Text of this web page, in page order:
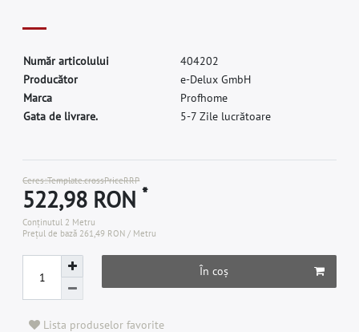
Număr articolului 404202
Producător e-Delux GmbH
Marca Profhome
Gata de livrare.
5-7 Zile lucrătoare
Ceres::Template.crossPriceRRP
522,98 RON*
Conținutul 2 Metru
Prețul de bază 261,49 RON / Metru
În coș
Lista produselor favorite